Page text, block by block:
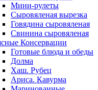
Мини-рулеты
Сыровяленая вырезка
Говядина сыровяленая
Свинина сыровяленая
Консервации
Готовые блюда и обеды
Долма
Хаш. Рубец
Ариса. Кавурма